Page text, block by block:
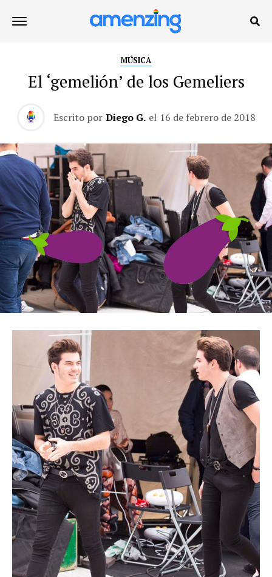
MÚSICA
El ‘gemelión’ de los Gemeliers
Escrito por Diego G. el 16 de febrero de 2018